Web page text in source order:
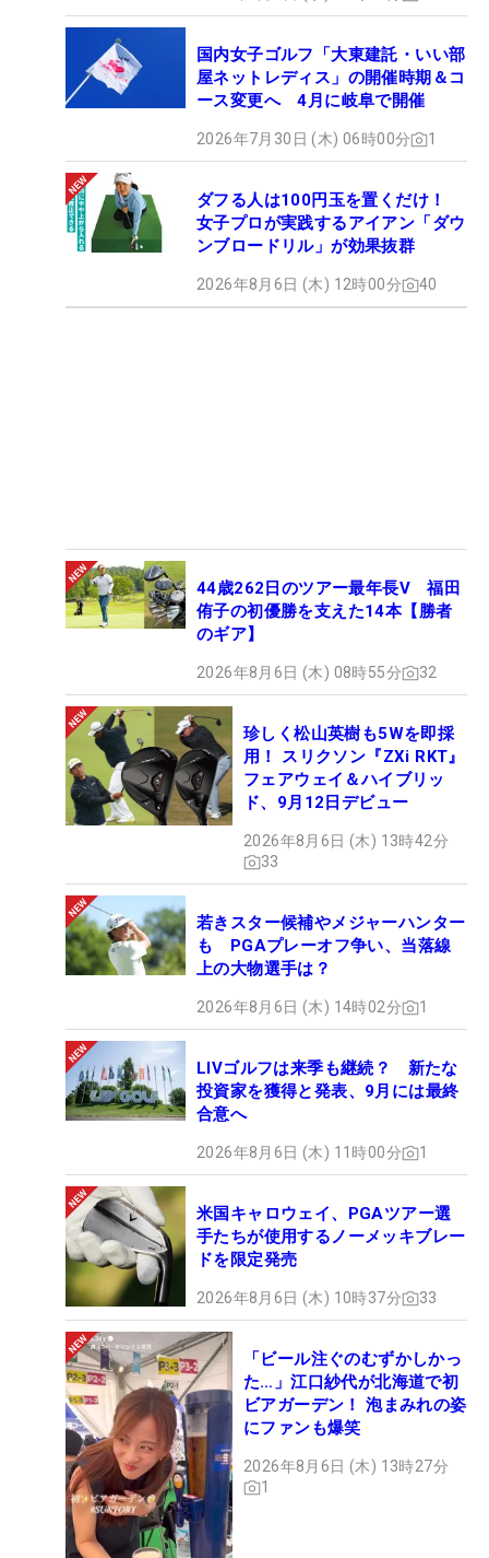
国内女子ゴルフ「大東建託・いい部
屋ネットレディス」の開催時期＆コ
ース変更へ 4月に岐阜で開催
2026年7月30日 (木) 06時00分 1
ダフる人は100円玉を置くだけ！
女子プロが実践するアイアン「ダウ
ンブロードリル」が効果抜群
2026年8月6日 (木) 12時00分 40
44歳262日のツアー最年長V 福田
侑子の初優勝を支えた14本【勝者
のギア】
2026年8月6日 (木) 08時55分 32
珍しく松山英樹も5Wを即採
用！ スリクソン『ZXi RKT』
フェアウェイ＆ハイブリッ
ド、9月12日デビュー
2026年8月6日 (木) 13時42分
33
若きスター候補やメジャーハンター
も PGAプレーオフ争い、当落線
上の大物選手は？
2026年8月6日 (木) 14時02分 1
LIVゴルフは来季も継続？ 新たな
投資家を獲得と発表、9月には最終
合意へ
2026年8月6日 (木) 11時00分 1
米国キャロウェイ、PGAツアー選
手たちが使用するノーメッキブレー
ドを限定発売
2026年8月6日 (木) 10時37分 33
「ビール注ぐのむずかしかっ
た…」江口紗代が北海道で初
ビアガーデン！ 泡まみれの姿
にファンも爆笑
2026年8月6日 (木) 13時27分
1